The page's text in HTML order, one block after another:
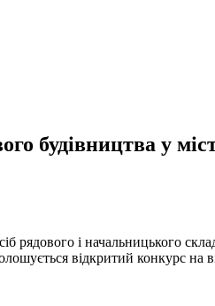
будівництва у
рядового і начальницького
відкритий конкурс